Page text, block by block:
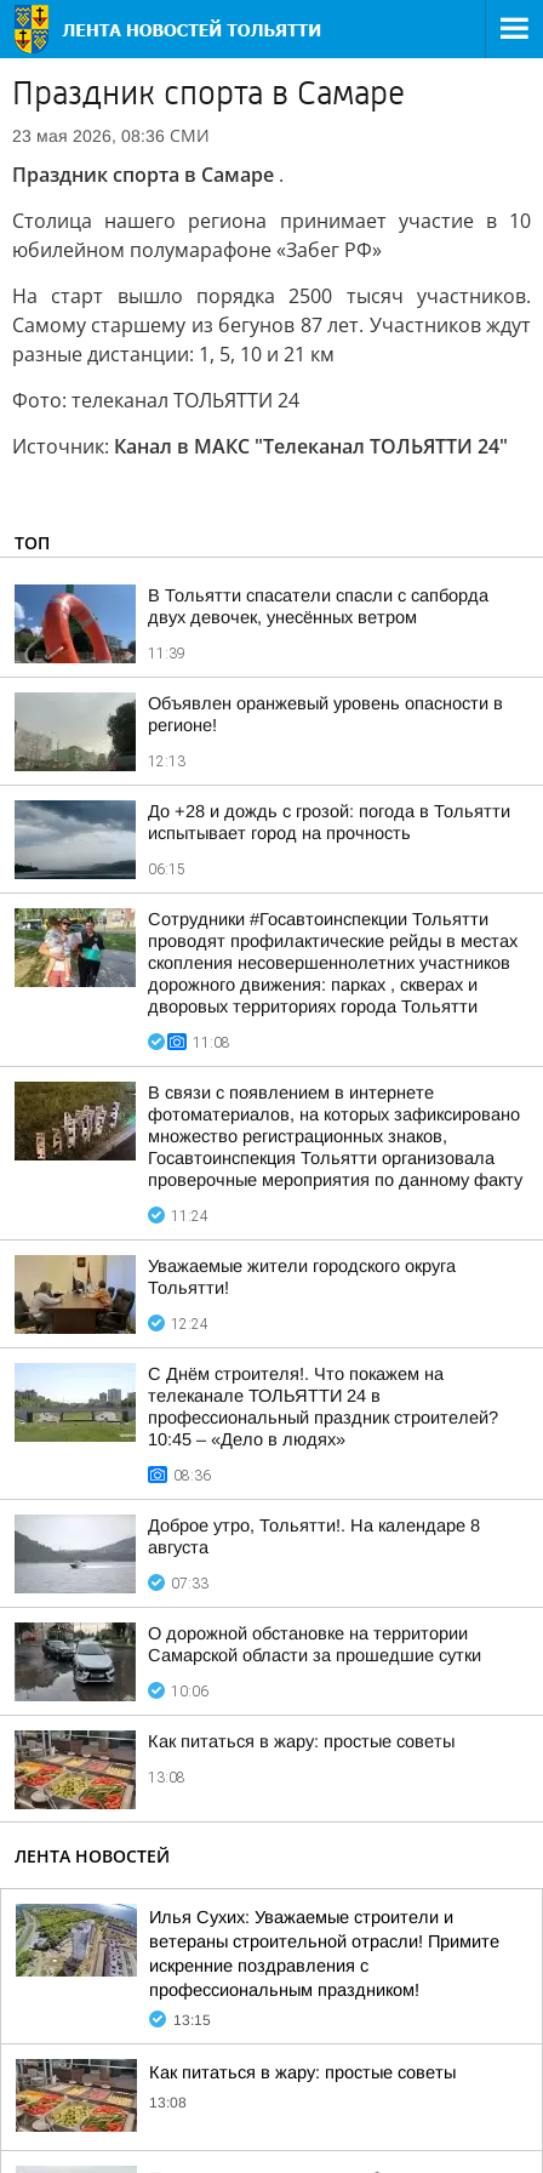
Праздник спорта в Самаре
23 мая 2026, 08:36 СМИ
Праздник спорта в Самаре .
Столица нашего региона принимает участие в 10
юбилейном полумарафоне «Забег РФ»
На старт вышло порядка 2500 тысяч участников.
Самому старшему из бегунов 87 лет. Участников ждут
разные дистанции: 1, 5, 10 и 21 км
Фото: телеканал ТОЛЬЯТТИ 24
Источник: Канал в МАКС "Телеканал ТОЛЬЯТТИ 24"
ТОП
В Тольятти спасатели спасли с сапборда
двух девочек, унесённых ветром
11:39
Объявлен оранжевый уровень опасности в
регионе!
12:13
До +28 и дождь с грозой: погода в Тольятти
испытывает город на прочность
06:15
Сотрудники #Госавтоинспекции Тольятти
проводят профилактические рейды в местах
скопления несовершеннолетних участников
дорожного движения: парках , скверах и
дворовых территориях города Тольятти
11:08
В связи с появлением в интернете
фотоматериалов, на которых зафиксировано
множество регистрационных знаков,
Госавтоинспекция Тольятти организовала
проверочные мероприятия по данному факту
11:24
Уважаемые жители городского округа
Тольятти!
12:24
С Днём строителя!. Что покажем на
телеканале ТОЛЬЯТТИ 24 в
профессиональный праздник строителей?
10:45 – «Дело в людях»
08:36
Доброе утро, Тольятти!. На календаре 8
августа
07:33
О дорожной обстановке на территории
Самарской области за прошедшие сутки
10:06
Как питаться в жару: простые советы
13:08
ЛЕНТА НОВОСТЕЙ
Илья Сухих: Уважаемые строители и
ветераны строительной отрасли! Примите
искренние поздравления с
профессиональным праздником!
13:15
Как питаться в жару: простые советы
13:08